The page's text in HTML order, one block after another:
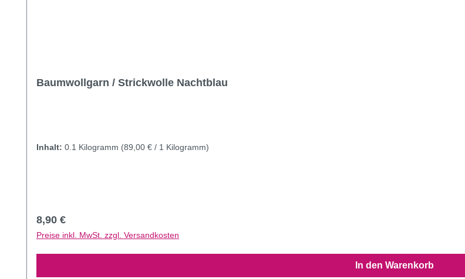
Baumwollgarn / Strickwolle Nachtblau
Inhalt: 0.1 Kilogramm (89,00 € / 1 Kilogramm)
Regulärer Preis:
8,90 €
Preise inkl. MwSt. zzgl. Versandkosten
In den Warenkorb